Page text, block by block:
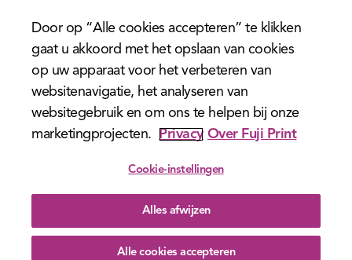
menu
Door op “Alle cookies accepteren” te klikken
gaat u akkoord met het opslaan van cookies
op uw apparaat voor het verbeteren van
websitenavigatie, het analyseren van
websitegebruik en om ons te helpen bij onze
marketingprojecten.
Privacy Over Fuji Print
Cookie-instellingen
Alles afwijzen
Alle cookies accepteren